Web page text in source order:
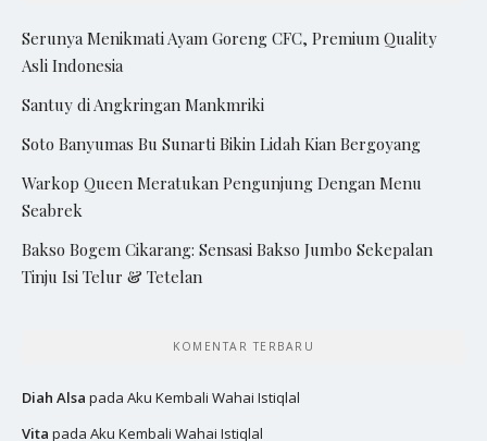
Serunya Menikmati Ayam Goreng CFC, Premium Quality
Asli Indonesia
Santuy di Angkringan Mankmriki
Soto Banyumas Bu Sunarti Bikin Lidah Kian Bergoyang
Warkop Queen Meratukan Pengunjung Dengan Menu
Seabrek
Bakso Bogem Cikarang: Sensasi Bakso Jumbo Sekepalan
Tinju Isi Telur & Tetelan
KOMENTAR TERBARU
Diah Alsa pada Aku Kembali Wahai Istiqlal
Vita pada Aku Kembali Wahai Istiqlal